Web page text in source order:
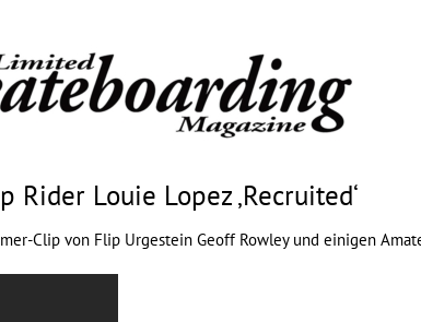
Rider Louie Lopez ‚Recruited‘
Clip von Flip Urgestein Geoff Rowley und einigen